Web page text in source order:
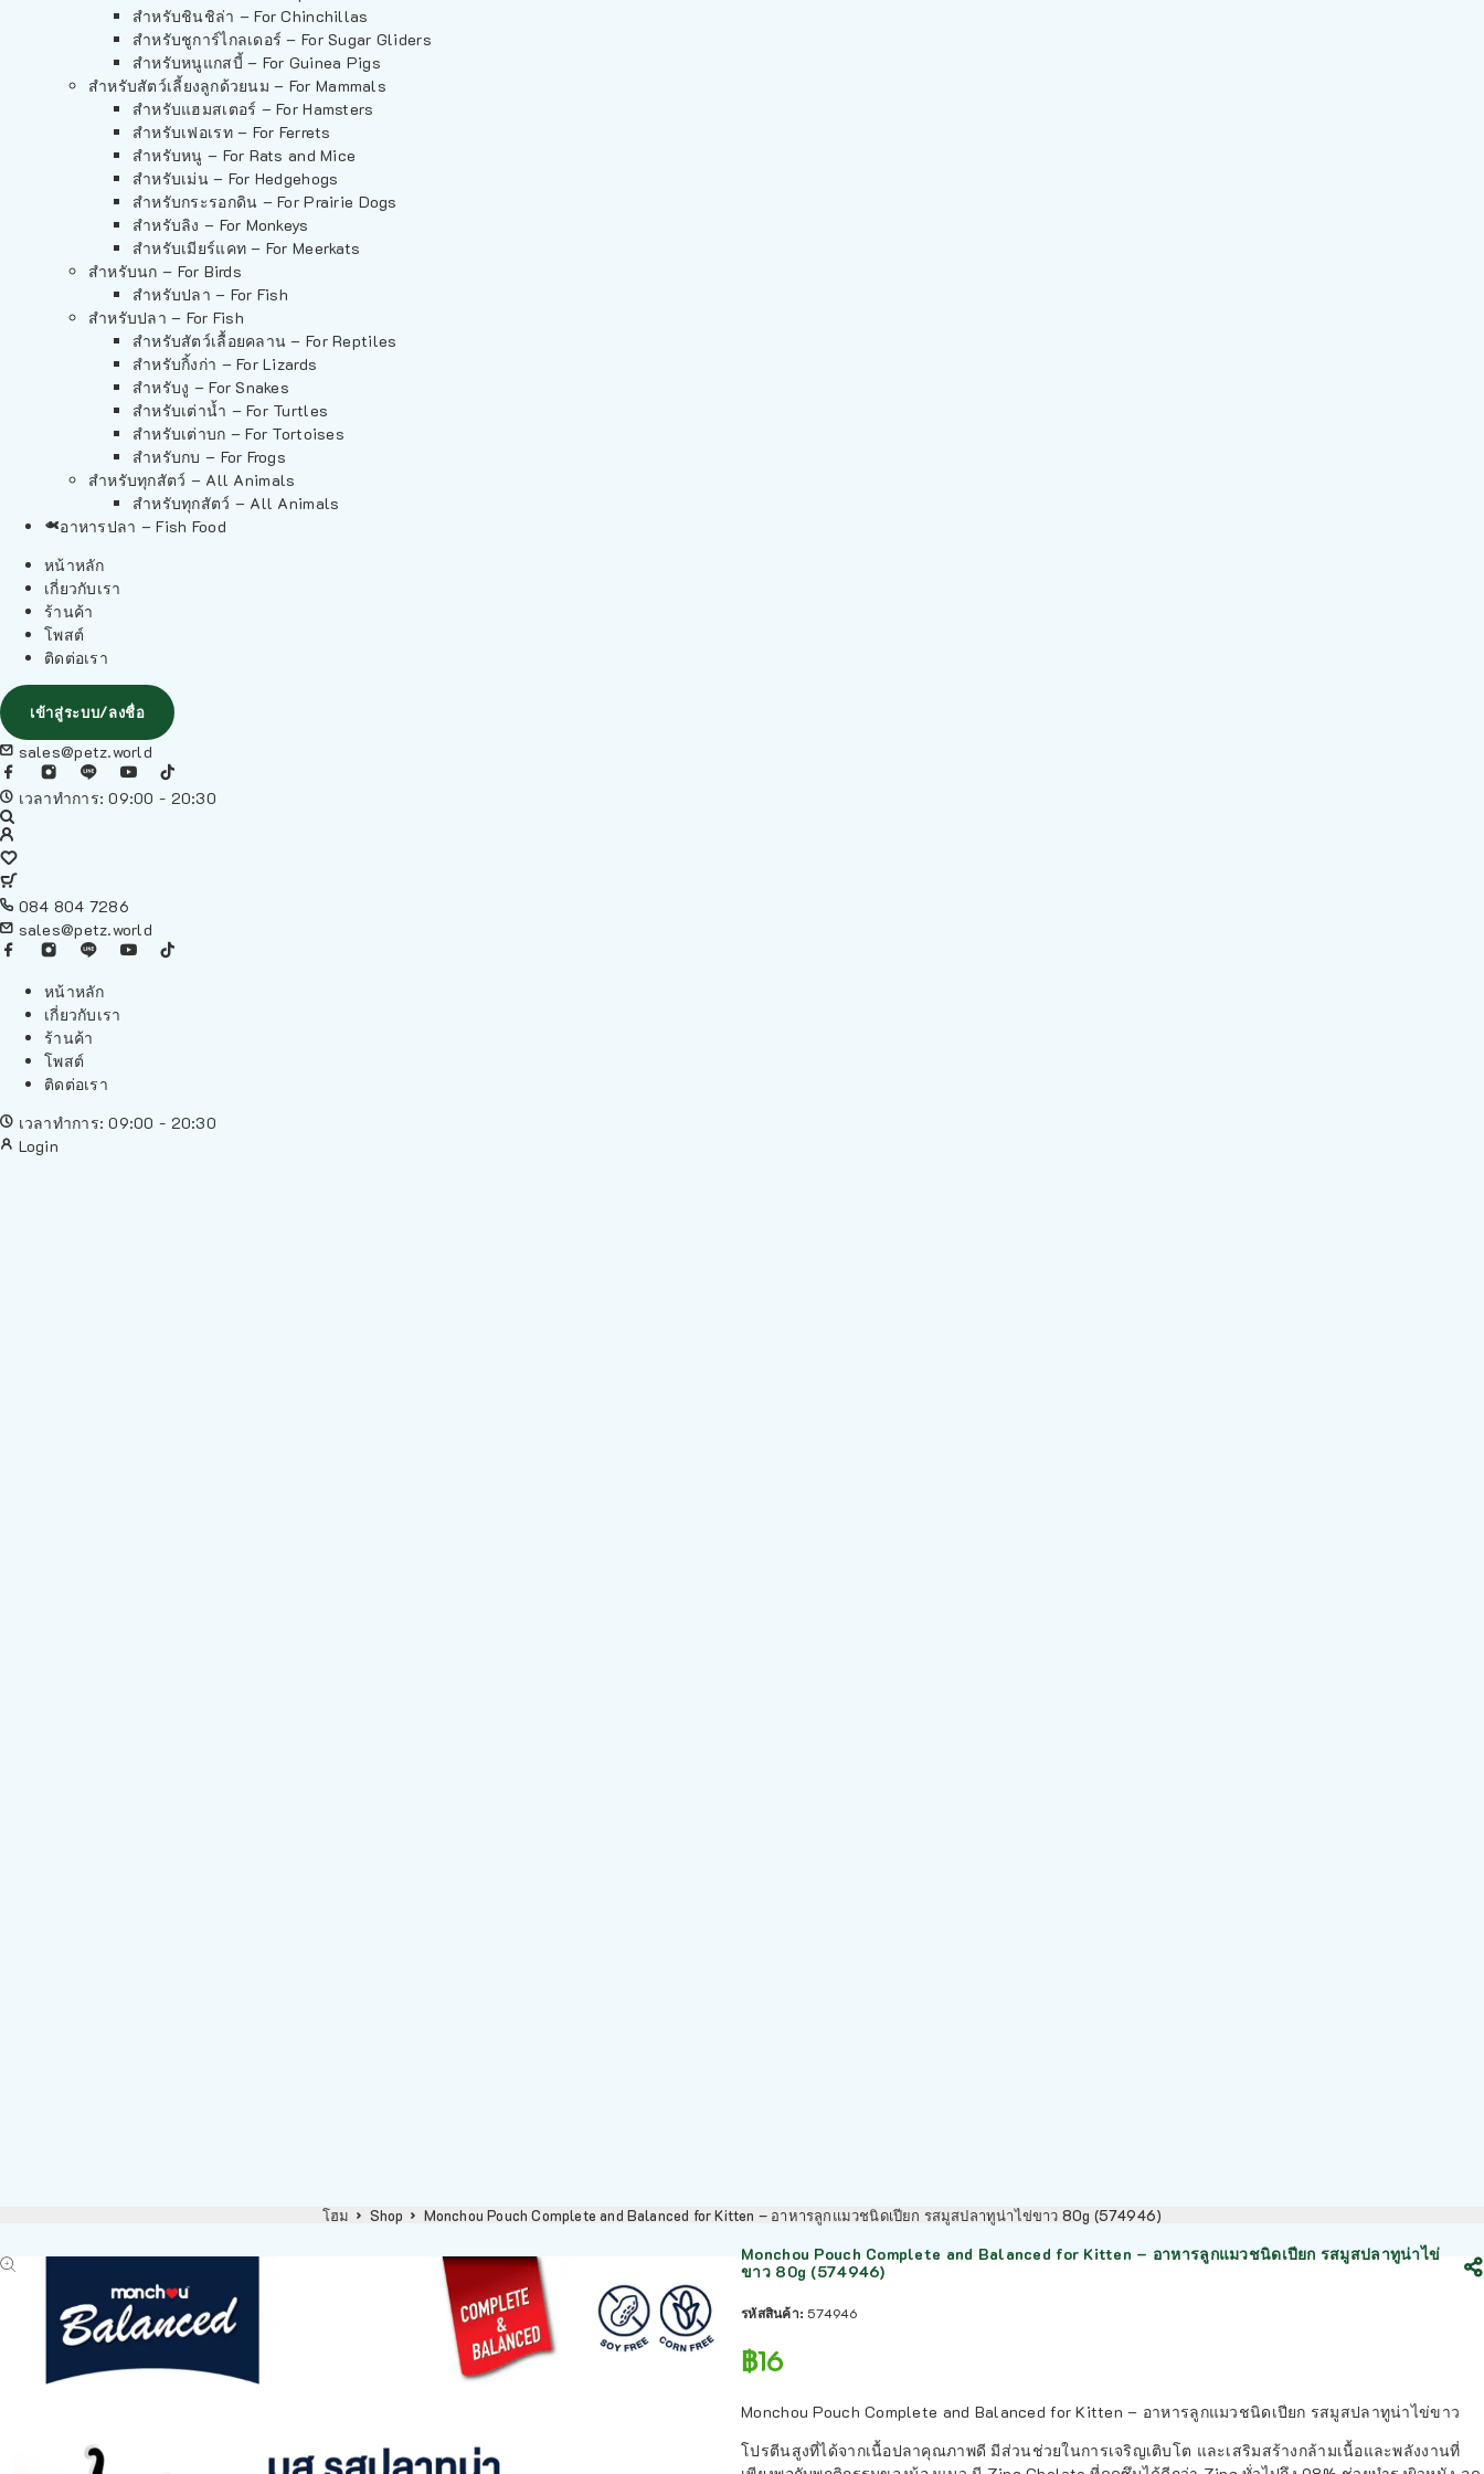
สำหรับชินชิล่า – For Chinchillas
สำหรับชูการ์ไกลเดอร์ – For Sugar Gliders
สำหรับหนูแกสบี้ – For Guinea Pigs
สำหรับสัตว์เลี้ยงลูกด้วยนม – For Mammals
สำหรับแฮมสเตอร์ – For Hamsters
สำหรับเฟอเรท – For Ferrets
สำหรับหนู – For Rats and Mice
สำหรับเม่น – For Hedgehogs
สำหรับกระรอกดิน – For Prairie Dogs
สำหรับลิง – For Monkeys
สำหรับเมียร์แคท – For Meerkats
สำหรับนก – For Birds
สำหรับปลา – For Fish
สำหรับปลา – For Fish
สำหรับสัตว์เลื้อยคลาน – For Reptiles
สำหรับกิ้งก่า – For Lizards
สำหรับงู – For Snakes
สำหรับเต่าน้ำ – For Turtles
สำหรับเต่าบก – For Tortoises
สำหรับกบ – For Frogs
สำหรับทุกสัตว์ – All Animals
สำหรับทุกสัตว์ – All Animals
อาหารปลา – Fish Food
หน้าหลัก
เกี่ยวกับเรา
ร้านค้า
โพสต์
ติดต่อเรา
เข้าสู่ระบบ/ลงชื่อ
sales@petz.world
เวลาทำการ: 09:00 - 20:30
084 804 7286
sales@petz.world
หน้าหลัก
เกี่ยวกับเรา
ร้านค้า
โพสต์
ติดต่อเรา
เวลาทำการ: 09:00 - 20:30
Login
โฮม Shop Monchou Pouch Complete and Balanced for Kitten – อาหารลูกแมวชนิดเปียก รสมูสปลาทูน่าไข่ขาว 80g (574946)
Monchou Pouch Complete and Balanced for Kitten – อาหารลูกแมวชนิดเปียก รสมูสปลาทูน่าไข่
ขาว 80g (574946)
รหัสสินค้า: 574946
฿16
Monchou Pouch Complete and Balanced for Kitten – อาหารลูกแมวชนิดเปียก รสมูสปลาทูน่าไข่ขาว
โปรตีนสูงที่ได้จากเนื้อปลาคุณภาพดี มีส่วนช่วยในการเจริญเติบโต และเสริมสร้างกล้ามเนื้อและพลังงานที่